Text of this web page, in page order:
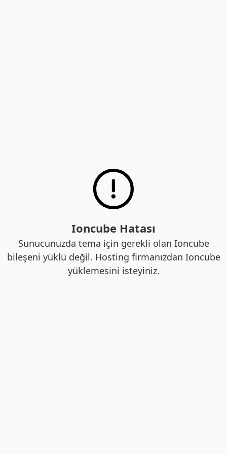
Ioncube Hatası
Sunucunuzda tema için gerekli olan Ioncube
bileşeni yüklü değil. Hosting firmanızdan Ioncube
yüklemesini isteyiniz.